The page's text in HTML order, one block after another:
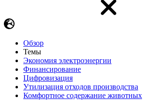
Обзор
Темы
Экономия электроэнергии
Финансирование
Цифровизация
Утилизация отходов производства
Комфортное содержание животных